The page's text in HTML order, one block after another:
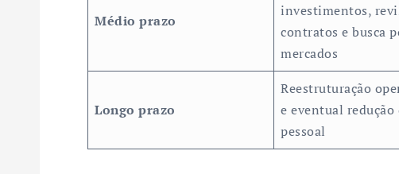
Médio prazo
investimentos,
contratos e busca
mercados
Longo prazo
Reestruturação
e eventual redução
pessoal